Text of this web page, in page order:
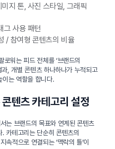
지 톤, 사진 스타일, 그래픽
그 사용 패턴
/ 참여형 콘텐츠의 비율
워는 피드 전체를 ‘브랜드의
, 개별 콘텐츠 하나하나가 누적되고
이는 역할을 합니다.
텐츠 카테고리 설정
는 브랜드의 목표와 연계된 콘텐츠
카테고리는 단순히 콘텐츠의
적으로 연결되는 ‘맥락의 틀’이